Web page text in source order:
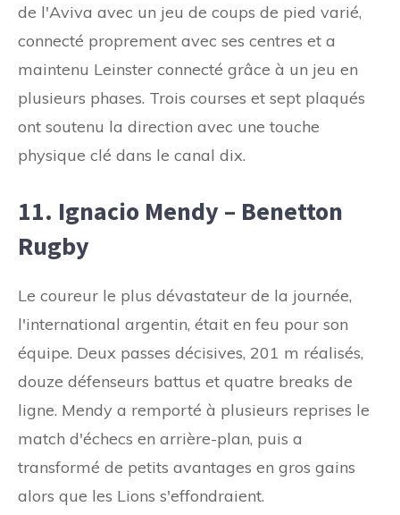
de l'Aviva avec un jeu de coups de pied varié,
connecté proprement avec ses centres et a
maintenu Leinster connecté grâce à un jeu en
plusieurs phases. Trois courses et sept plaqués
ont soutenu la direction avec une touche
physique clé dans le canal dix.
11. Ignacio Mendy – Benetton
Rugby
Le coureur le plus dévastateur de la journée,
l'international argentin, était en feu pour son
équipe. Deux passes décisives, 201 m réalisés,
douze défenseurs battus et quatre breaks de
ligne. Mendy a remporté à plusieurs reprises le
match d'échecs en arrière-plan, puis a
transformé de petits avantages en gros gains
alors que les Lions s'effondraient.